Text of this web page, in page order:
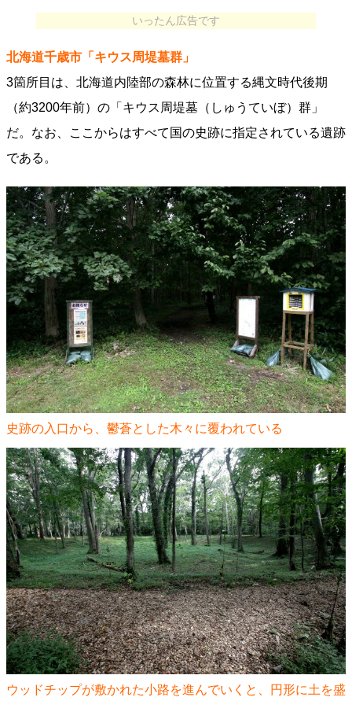
いったん広告です
北海道千歳市「キウス周堤墓群」
3箇所目は、北海道内陸部の森林に位置する縄文時代後期
（約3200年前）の「キウス周堤墓（しゅうていぼ）群」
だ。なお、ここからはすべて国の史跡に指定されている遺跡
である。
史跡の入口から、鬱蒼とした木々に覆われている
ウッドチップが敷かれた小路を進んでいくと、円形に土を盛